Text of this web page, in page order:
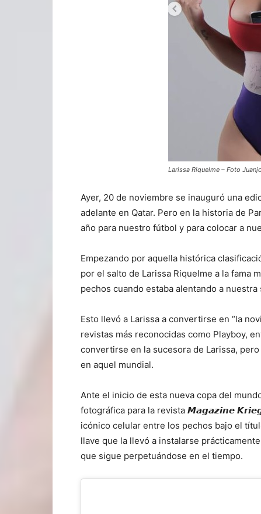
Larissa Riquelme – Foto
Ayer, 20 de noviembre se inauguró una
adelante en Qatar. Pero en la historia de
año para nuestro fútbol y para colocar a
Empezando por aquella histórica
por el salto de Larissa Riquelme a la fama
pechos cuando estaba alentando a nuestra
Esto llevó a Larissa a convertirse en “la
revistas más reconocidas como Playboy,
convertirse en la sucesora de Larissa,
en aquel mundial.
Ante el inicio de esta nueva copa del
fotográfica para la revista 𝙈𝙖𝙜𝙖𝙯𝙞𝙣𝙚
icónico celular entre los pechos bajo el
llave que la llevó a instalarse
que sigue perpetuándose en el tiempo.